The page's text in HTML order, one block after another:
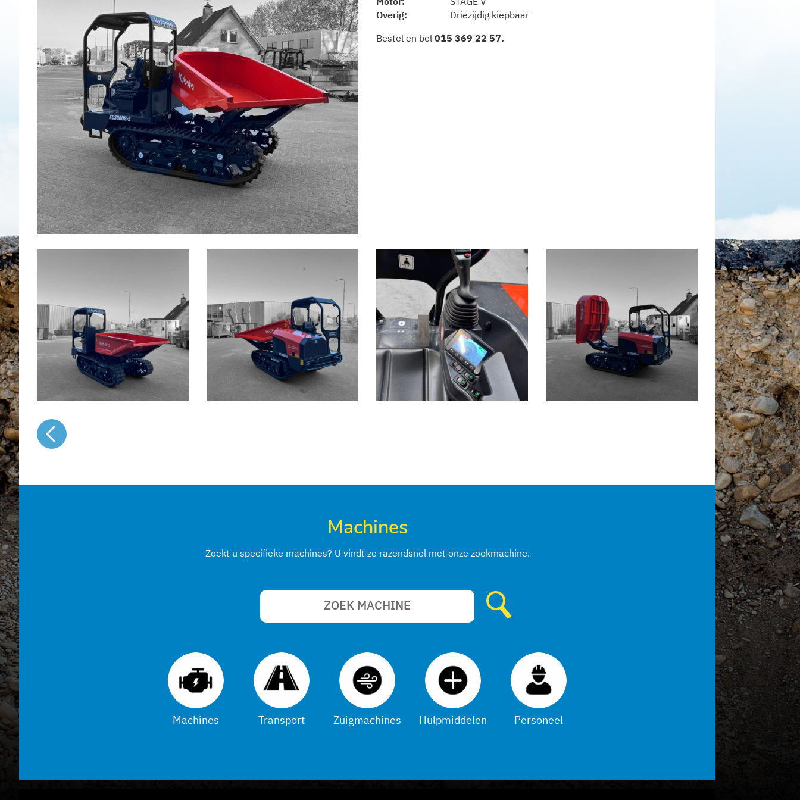
Overig
Driezijdig kiepbaar
Bestel en bel 015 369 22 57.
Machines
Zoekt u specifieke machines? U vindt ze razendsnel met onze zoekmachine.
Machines Transport Zuigmachines Hulpmiddelen Personeel